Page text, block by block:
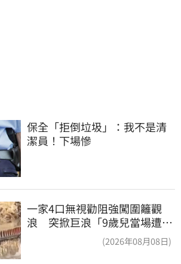
保全「拒倒垃圾」：我不是清
潔員！下場慘
一家4口無視勸阻強闖圍籬觀
浪 突掀巨浪「9歲兒當場遭捲
(2026年08月08日)